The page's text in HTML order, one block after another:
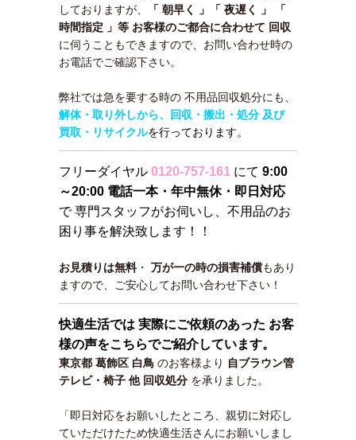
しておりますが、
「 朝早く 」「 夜遅く 」 「
時間指定 」等 お客様のご都合に合わせて 回収
に伺うこともできますので、お問い合わせ時の
お電話でご確認下さい。
弊社では急を要する時の 不用品回収処分にも、
解体・取り外しから、回収・搬出・処分 及び
買取・リサイクルを行っております。
フリーダイヤル 0120-757-161 にて 9:00
～20:00 電話一本・年中無休・即日対応
で 専門スタッフがお伺いし、不用品のお
困り事を解決致します！！
お見積りは無料・ 万が一の時の損害補償もあり
ますので、ご安心してお問い合わせ下さい！
快適生活では 実際にご依頼のあった お客
様の声をこちらでご紹介しています。
東京都 葛飾区 白鳥 のお客様より 自ブラウン管
テレビ・椅子 他 回収処分 を承りました。
「即日対応をお願いしたところ、親切に対応し
ていただけたため快適生活さんにお願いしまし